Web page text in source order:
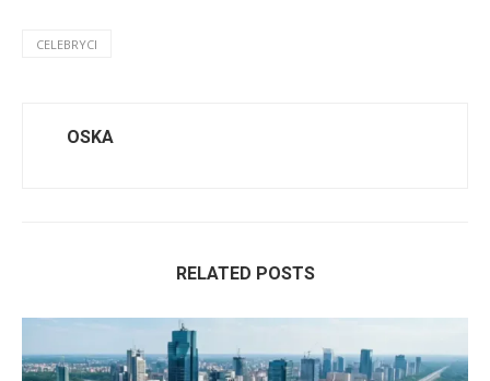
CELEBRYCI
OSKA
RELATED POSTS